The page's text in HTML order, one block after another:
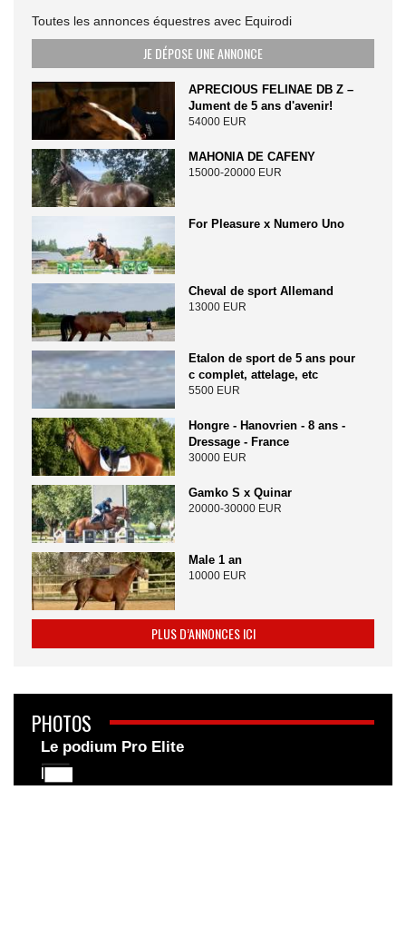
Toutes les annonces équestres avec Equirodi
JE DÉPOSE UNE ANNONCE
APRECIOUS FELINAE DB Z –
Jument de 5 ans d'avenir!
54000 EUR
MAHONIA DE CAFENY
15000-20000 EUR
For Pleasure x Numero Uno
Cheval de sport Allemand
13000 EUR
Etalon de sport de 5 ans pour
c complet, attelage, etc
5500 EUR
Hongre - Hanovrien - 8 ans -
Dressage - France
30000 EUR
Gamko S x Quinar
20000-30000 EUR
Male 1 an
10000 EUR
PLUS D’ANNONCES ICI
PHOTOS
Le podium Pro Elite